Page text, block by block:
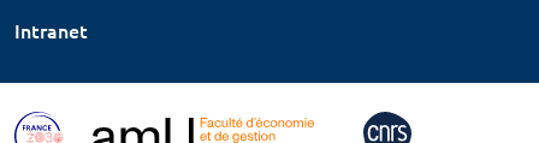
Intranet